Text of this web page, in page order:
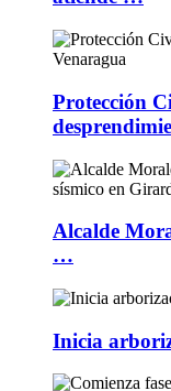
Protección
Alcalde
…
Inicia